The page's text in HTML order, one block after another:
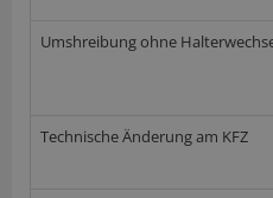
Umshreibung ohne
Technische Änderung am KFZ